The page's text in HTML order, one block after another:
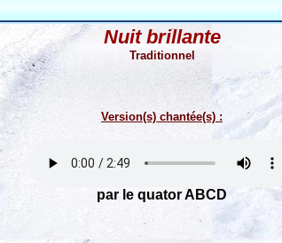
Nuit brillante
Traditionnel
Version(s) chantée(s) :
par le quator ABCD